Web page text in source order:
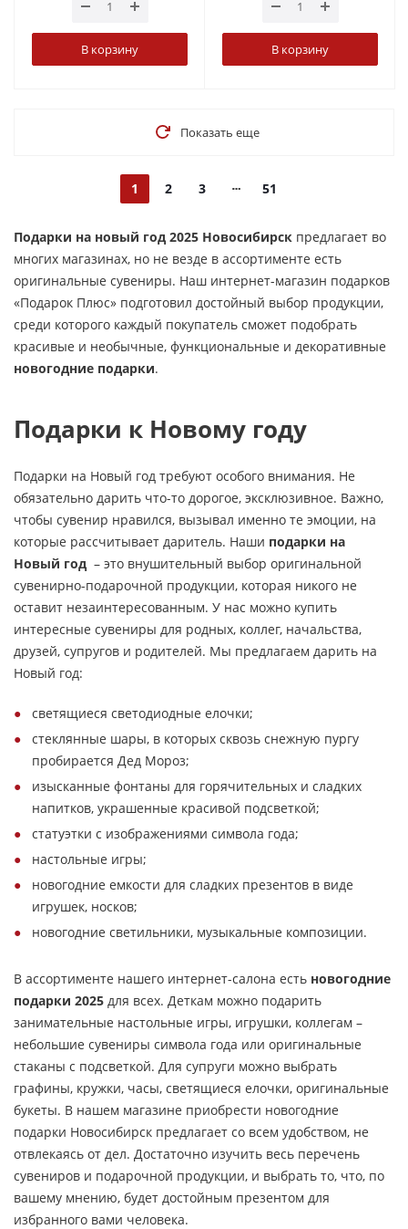
В корзину В корзину
Показать еще
1 2 3 51
Подарки на новый год 2025 Новосибирск предлагает во
многих магазинах, но не везде в ассортименте есть
оригинальные сувениры. Наш интернет-магазин подарков
«Подарок Плюс» подготовил достойный выбор продукции,
среди которого каждый покупатель сможет подобрать
красивые и необычные, функциональные и декоративные
новогодние подарки.
Подарки к Новому году
Подарки на Новый год требуют особого внимания. Не
обязательно дарить что-то дорогое, эксклюзивное. Важно,
чтобы сувенир нравился, вызывал именно те эмоции, на
которые рассчитывает даритель. Наши подарки на
Новый год – это внушительный выбор оригинальной
сувенирно-подарочной продукции, которая никого не
оставит незаинтересованным. У нас можно купить
интересные сувениры для родных, коллег, начальства,
друзей, супругов и родителей. Мы предлагаем дарить на
Новый год:
светящиеся светодиодные елочки;
стеклянные шары, в которых сквозь снежную пургу
пробирается Дед Мороз;
изысканные фонтаны для горячительных и сладких
напитков, украшенные красивой подсветкой;
статуэтки с изображениями символа года;
настольные игры;
новогодние емкости для сладких презентов в виде
игрушек, носков;
новогодние светильники, музыкальные композиции.
В ассортименте нашего интернет-салона есть новогодние
подарки 2025 для всех. Деткам можно подарить
занимательные настольные игры, игрушки, коллегам –
небольшие сувениры символа года или оригинальные
стаканы с подсветкой. Для супруги можно выбрать
графины, кружки, часы, светящиеся елочки, оригинальные
букеты. В нашем магазине приобрести новогодние
подарки Новосибирск предлагает со всем удобством, не
отвлекаясь от дел. Достаточно изучить весь перечень
сувениров и подарочной продукции, и выбрать то, что, по
вашему мнению, будет достойным презентом для
избранного вами человека.